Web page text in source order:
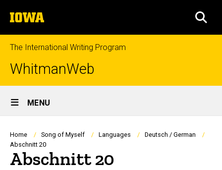
to
content
The
University
of
Iowa
The International Writing Program
WhitmanWeb
Site
Main
Navigation
MENU
Breadcrumb
Home Song of Myself Languages
Deutsch / German
Abschnitt 20
Abschnitt 20